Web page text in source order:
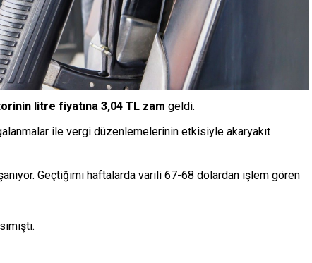
litre fiyatına 3,04 TL zam geldi.
ile vergi düzenlemelerinin etkisiyle akaryakıt
Geçtiğimi haftalarda varili 67-68 dolardan işlem gören